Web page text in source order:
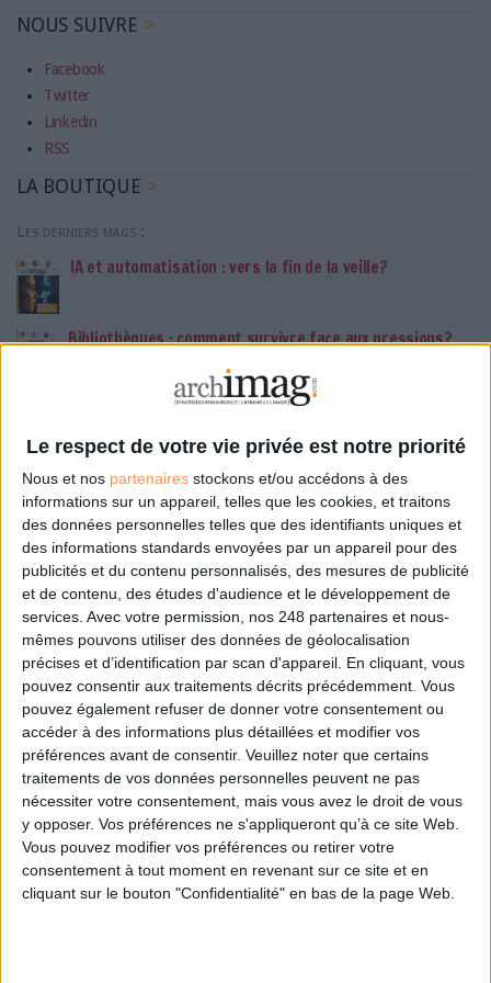
Le respect de votre vie privée est notre priorité
Nous et nos partenaires stockons et/ou accédons à des
informations sur un appareil, telles que les cookies, et traitons
des données personnelles telles que des identifiants uniques et
des informations standards envoyées par un appareil pour des
publicités et du contenu personnalisés, des mesures de publicité
et de contenu, des études d'audience et le développement de
services. Avec votre permission, nos 248 partenaires et nous-
mêmes pouvons utiliser des données de géolocalisation
précises et d’identification par scan d'appareil. En cliquant, vous
pouvez consentir aux traitements décrits précédemment. Vous
pouvez également refuser de donner votre consentement ou
accéder à des informations plus détaillées et modifier vos
préférences avant de consentir. Veuillez noter que certains
traitements de vos données personnelles peuvent ne pas
nécessiter votre consentement, mais vous avez le droit de vous
y opposer. Vos préférences ne s'appliqueront qu’à ce site Web.
Vous pouvez modifier vos préférences ou retirer votre
consentement à tout moment en revenant sur ce site et en
cliquant sur le bouton "Confidentialité" en bas de la page Web.
NOUS SUIVRE
Facebook
Twitter
Linkedin
RSS
LA BOUTIQUE
Les derniers mags :
IA et automatisation : vers la fin de la veille?
Bibliothèques : comment survivre face aux pressions?
DSI du secteur public : le pivot de la transformation
Les derniers guides :
IA génératives : cas d’usage et retours d’expérience
Archivage physique et électronique : enjeux, méthodes et
outils
Stratégie data : tirez profit de l’intelligence des
données
LES DERNIÈRES PARUTIONS